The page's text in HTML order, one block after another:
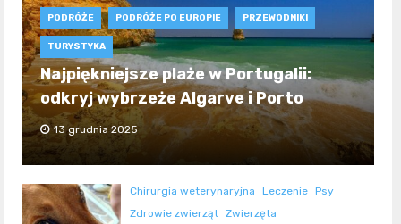
PODRÓŻE PODRÓŻE PO EUROPIE PRZEWODNIKI
TURYSTYKA
Najpiękniejsze plaże w Portugalii:
odkryj wybrzeże Algarve i Porto
13 grudnia 2025
Chirurgia weterynaryjna Leczenie Psy
Zdrowie zwierząt Zwierzęta